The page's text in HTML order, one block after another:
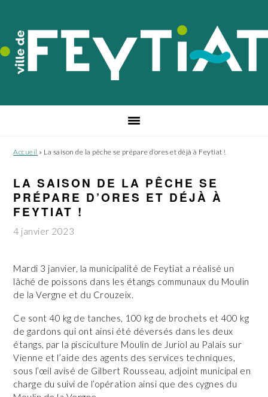
navigation
principale
contenu
principal
pied
de
page
Accueil » La saison de la pêche se prépare d’ores et déjà à Feytiat !
LA SAISON DE LA PÊCHE SE
PRÉPARE D’ORES ET DÉJÀ À
FEYTIAT !
4 janvier 2023
Mardi 3 janvier, la municipalité de Feytiat a réalisé un
lâché de poissons dans les étangs communaux du Moulin
de la Vergne et du Crouzeix.
Ce sont 40 kg de tanches, 100 kg de brochets et 400 kg
de gardons qui ont ainsi été déversés dans les deux
étangs, par la pisciculture Moulin de Juriol au Palais sur
Vienne et l’aide des agents des services techniques,
sous l’œil avisé de Gilbert Rousseau, adjoint municipal en
charge du suivi de l’opération ainsi que des cygnes du